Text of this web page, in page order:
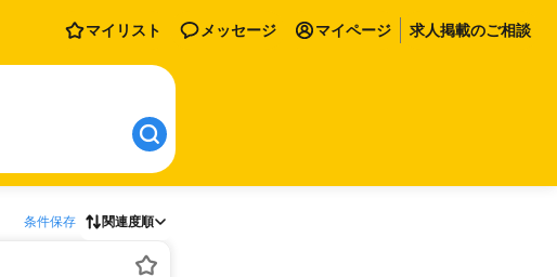
マイリスト メッセージ マイページ 求人掲載のご相談
条件保存 関連度順